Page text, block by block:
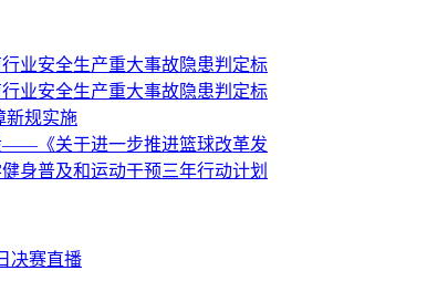
业安全生产重大事故隐患判定标
业安全生产重大事故隐患判定标
新规实施
——《关于进一步推进篮球改革发
身普及和运动干预三年行动计划
决赛直播